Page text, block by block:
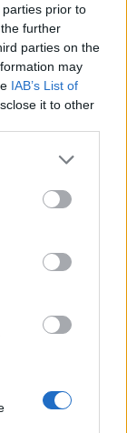
prior to
further
parties on the
may
IAB’s List of
it to other
more Google
may click to
party tags to
below Google
para
de 2017
do
Cayman. Ele
2018. BitMart
Na época da
de
$ 1,8
nº. 24 na
volumes
com o
bolsas